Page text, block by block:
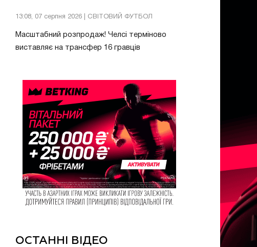
13:08, 07 серпня 2026 | СВІТОВИЙ ФУТБОЛ
Масштабний розпродаж! Челсі терміново
виставляє на трансфер 16 гравців
ОСТАННІ ВІДЕО